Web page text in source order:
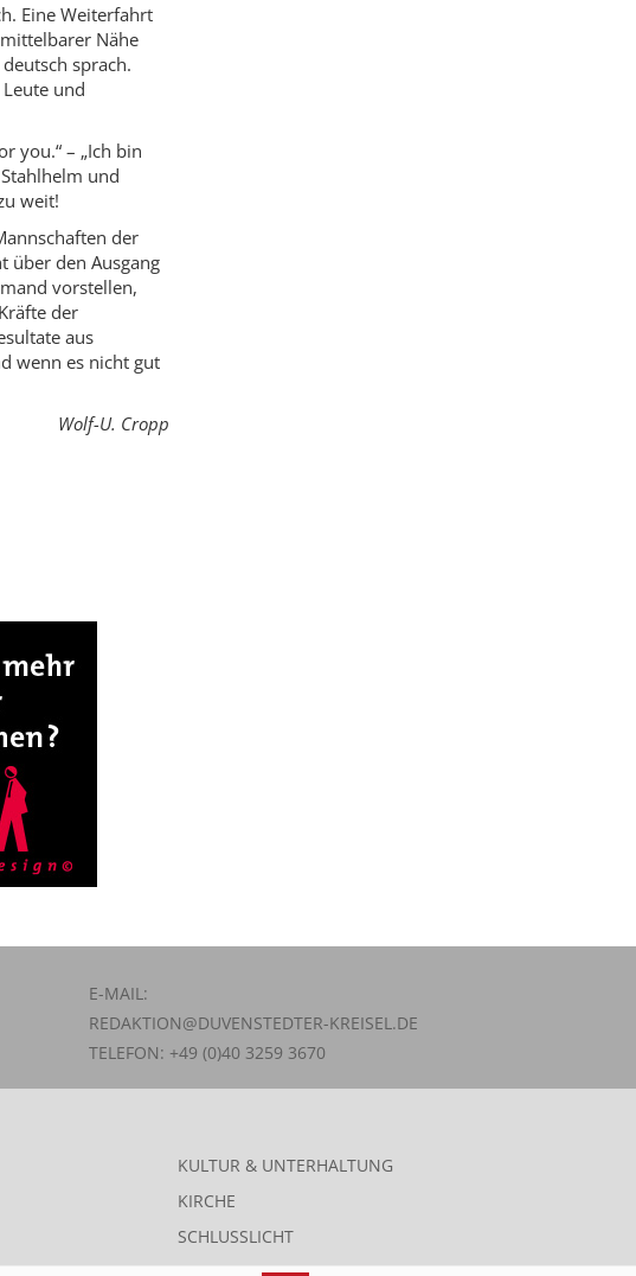
Eine Weiterfahrt
Nähe
sprach.
und
you.“ – „Ich bin
und
weit!
der
über den Ausgang
vorstellen,
der
aus
wenn es nicht gut
Wolf-U. Cropp
E-MAIL:
REDAKTION@DUVENSTEDTER-KREISEL.DE
TELEFON: +49 (0)40 3259 3670
KULTUR & UNTERHALTUNG
KIRCHE
SCHLUSSLICHT